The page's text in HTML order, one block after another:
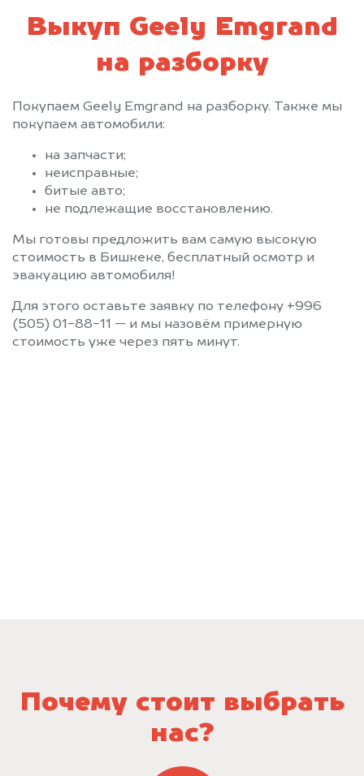
Выкуп Geely Emgrand
на разборку
Покупаем Geely Emgrand на разборку. Также мы
покупаем автомобили:
на запчасти;
неисправные;
битые авто;
не подлежащие восстановлению.
Мы готовы предложить вам самую высокую
стоимость в Бишкеке, бесплатный осмотр и
эвакуацию автомобиля!
Для этого оставьте заявку по телефону +996
(505) 01-88-11 — и мы назовём примерную
стоимость уже через пять минут.
Почему стоит выбрать
нас?